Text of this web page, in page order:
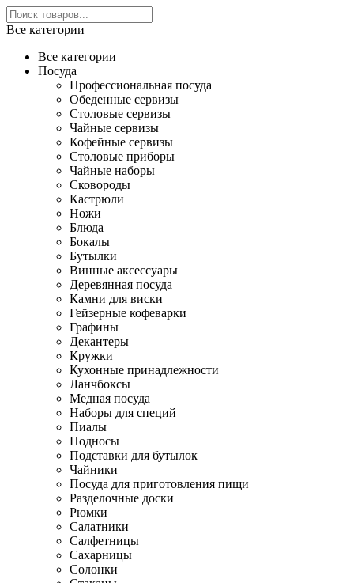
Все категории
Все категории
Посуда
Профессиональная посуда
Обеденные сервизы
Столовые сервизы
Чайные сервизы
Кофейные сервизы
Столовые приборы
Чайные наборы
Сковороды
Кастрюли
Ножи
Блюда
Бокалы
Бутылки
Винные аксессуары
Деревянная посуда
Камни для виски
Гейзерные кофеварки
Графины
Декантеры
Кружки
Кухонные принадлежности
Ланчбоксы
Медная посуда
Наборы для специй
Пиалы
Подносы
Подставки для бутылок
Чайники
Посуда для приготовления пищи
Разделочные доски
Рюмки
Салатники
Салфетницы
Сахарницы
Солонки